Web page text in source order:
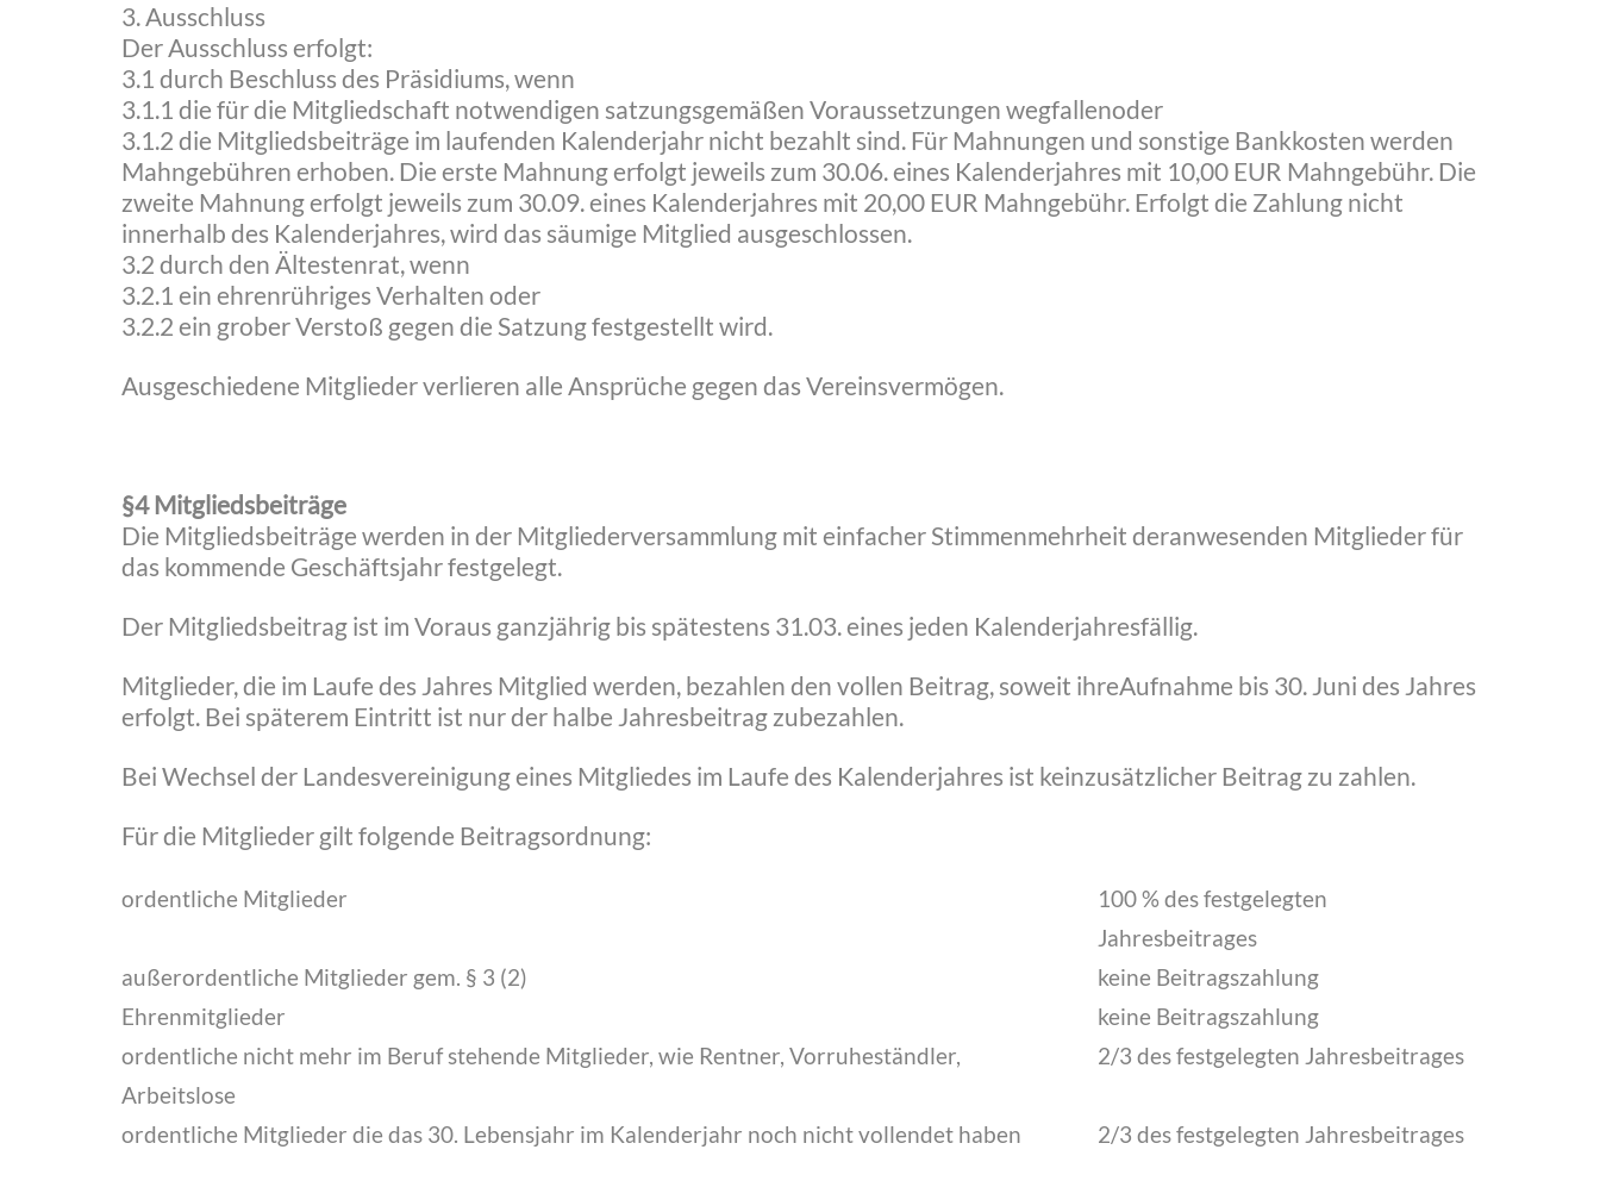
3. Ausschluss
Der Ausschluss erfolgt:
3.1 durch Beschluss des Präsidiums, wenn
3.1.1 die für die Mitgliedschaft notwendigen satzungsgemäßen Voraussetzungen wegfallenoder
3.1.2 die Mitgliedsbeiträge im laufenden Kalenderjahr nicht bezahlt sind. Für Mahnungen und sonstige Bankkosten werden
Mahngebühren erhoben. Die erste Mahnung erfolgt jeweils zum 30.06. eines Kalenderjahres mit 10,00 EUR Mahngebühr. Die
zweite Mahnung erfolgt jeweils zum 30.09. eines Kalenderjahres mit 20,00 EUR Mahngebühr. Erfolgt die Zahlung nicht
innerhalb des Kalenderjahres, wird das säumige Mitglied ausgeschlossen.
3.2 durch den Ältestenrat, wenn
3.2.1 ein ehrenrühriges Verhalten oder
3.2.2 ein grober Verstoß gegen die Satzung festgestellt wird.
Ausgeschiedene Mitglieder verlieren alle Ansprüche gegen das Vereinsvermögen.
§4 Mitgliedsbeiträge
Die Mitgliedsbeiträge werden in der Mitgliederversammlung mit einfacher Stimmenmehrheit deranwesenden Mitglieder für
das kommende Geschäftsjahr festgelegt.
Der Mitgliedsbeitrag ist im Voraus ganzjährig bis spätestens 31.03. eines jeden Kalenderjahresfällig.
Mitglieder, die im Laufe des Jahres Mitglied werden, bezahlen den vollen Beitrag, soweit ihreAufnahme bis 30. Juni des Jahres
erfolgt. Bei späterem Eintritt ist nur der halbe Jahresbeitrag zubezahlen.
Bei Wechsel der Landesvereinigung eines Mitgliedes im Laufe des Kalenderjahres ist keinzusätzlicher Beitrag zu zahlen.
Für die Mitglieder gilt folgende Beitragsordnung:
ordentliche Mitglieder
100 % des festgelegten
Jahresbeitrages
außerordentliche Mitglieder gem. § 3 (2)
keine Beitragszahlung
Ehrenmitglieder
keine Beitragszahlung
ordentliche nicht mehr im Beruf stehende Mitglieder, wie Rentner, Vorruheständler,
Arbeitslose
2/3 des festgelegten Jahresbeitrages
ordentliche Mitglieder die das 30. Lebensjahr im Kalenderjahr noch nicht vollendet haben 2/3 des festgelegten Jahresbeitrages